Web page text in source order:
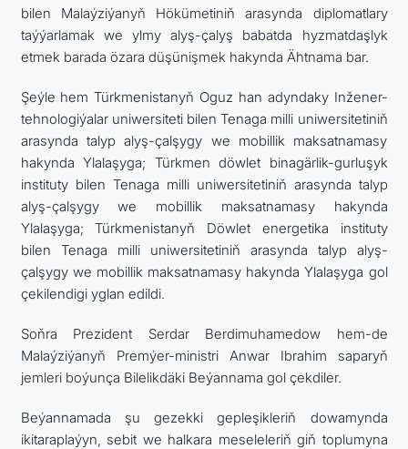
bilen Malaýziýanyň Hökümetiniň arasynda diplomatlary
taýýarlamak we ylmy alyş-çalyş babatda hyzmatdaşlyk
etmek barada özara düşünişmek hakynda Ähtnama bar.
Şeýle hem Türkmenistanyň Oguz han adyndaky Inžener-
tehnologiýalar uniwersiteti bilen Tenaga milli uniwersitetiniň
arasynda talyp alyş-çalşygy we mobillik maksatnamasy
hakynda Ylalaşyga; Türkmen döwlet binagärlik-gurluşyk
instituty bilen Tenaga milli uniwersitetiniň arasynda talyp
alyş-çalşygy we mobillik maksatnamasy hakynda
Ylalaşyga; Türkmenistanyň Döwlet energetika instituty
bilen Tenaga milli uniwersitetiniň arasynda talyp alyş-
çalşygy we mobillik maksatnamasy hakynda Ylalaşyga gol
çekilendigi yglan edildi.
Soňra Prezident Serdar Berdimuhamedow hem-de
Malaýziýanyň Premýer-ministri Anwar Ibrahim saparyň
jemleri boýunça Bilelikdäki Beýannama gol çekdiler.
Beýannamada şu gezekki gepleşikleriň dowamynda
ikitaraplaýyn, sebit we halkara meseleleriň giň toplumyna